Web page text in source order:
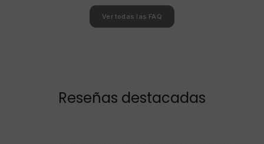
Ver todas las FAQ
Reseñas destacadas